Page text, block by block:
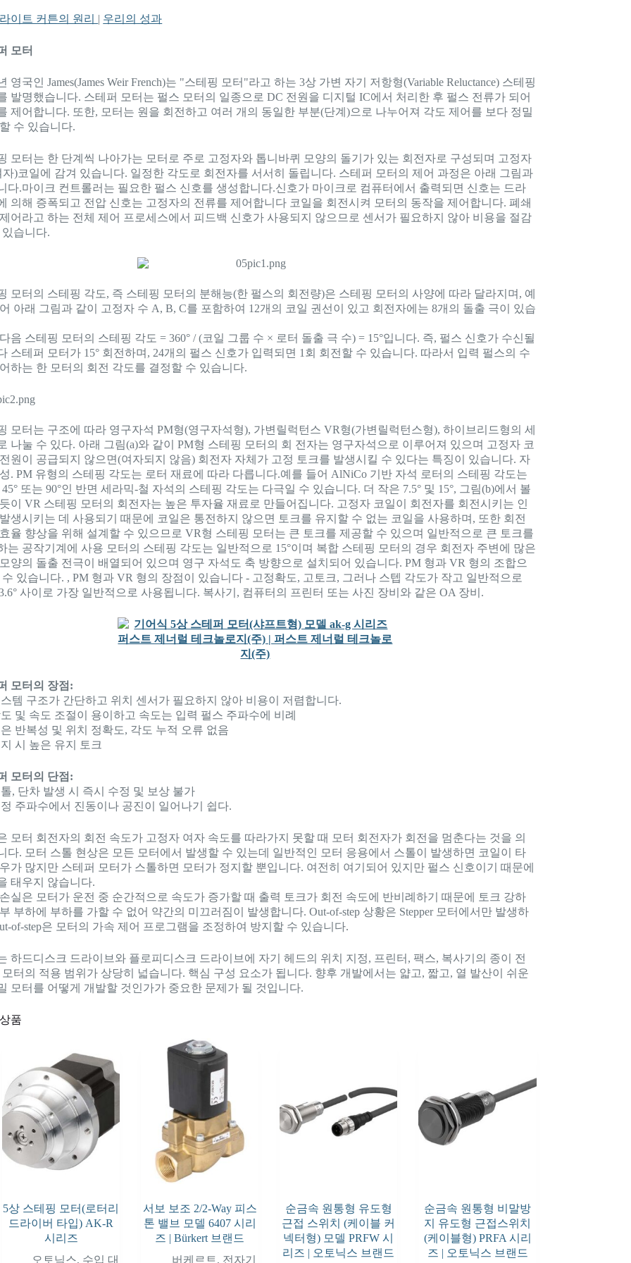
이트 커튼의 원리 | 우리의 성과
모터
영국인 James(James Weir French)는 "스테핑 모터"라고 하는 3상 가변 자기 저항형(Variable Reluctance) 스테핑
발명했습니다. 스테퍼 모터는 펄스 모터의 일종으로 DC 전원을 디지털 IC에서 처리한 후 펄스 전류가 되어
제어합니다. 또한, 모터는 원을 회전하고 여러 개의 동일한 부분(단계)으로 나누어져 각도 제어를 보다 정밀
수 있습니다.
모터는 한 단계씩 나아가는 모터로 주로 고정자와 톱니바퀴 모양의 돌기가 있는 회전자로 구성되며 고정자
자)코일에 감겨 있습니다. 일정한 각도로 회전자를 서서히 돌립니다. 스테퍼 모터의 제어 과정은 아래 그림과
다.마이크 컨트롤러는 필요한 펄스 신호를 생성합니다.신호가 마이크로 컴퓨터에서 출력되면 신호는 드라
의해 증폭되고 전압 신호는 고정자의 전류를 제어합니다 코일을 회전시켜 모터의 동작을 제어합니다. 폐쇄
어라고 하는 전체 제어 프로세스에서 피드백 신호가 사용되지 않으므로 센서가 필요하지 않아 비용을 절감
습니다.
모터의 스테핑 각도, 즉 스테핑 모터의 분해능(한 펄스의 회전량)은 스테핑 모터의 사양에 따라 달라지며, 예
아래 그림과 같이 고정자 수 A, B, C를 포함하여 12개의 코일 권선이 있고 회전자에는 8개의 돌출 극이 있습
음 스테핑 모터의 스테핑 각도 = 360° / (코일 그룹 수 × 로터 돌출 극 수) = 15°입니다. 즉, 펄스 신호가 수신될
스테퍼 모터가 15° 회전하며, 24개의 펄스 신호가 입력되면 1회 회전할 수 있습니다. 따라서 입력 펄스의 수
하는 한 모터의 회전 각도를 결정할 수 있습니다.
모터는 구조에 따라 영구자석 PM형(영구자석형), 가변릴럭턴스 VR형(가변릴럭턴스형), 하이브리드형의 세
나눌 수 있다. 아래 그림(a)와 같이 PM형 스테핑 모터의 회 전자는 영구자석으로 이루어져 있으며 고정자 코
원이 공급되지 않으면(여자되지 않음) 회전자 자체가 고정 토크를 발생시킬 수 있다는 특징이 있습니다. 자
. PM 유형의 스테핑 각도는 로터 재료에 따라 다릅니다.예를 들어 AlNiCo 기반 자석 로터의 스테핑 각도는
또는 90°인 반면 세라믹-철 자석의 스테핑 각도는 다극일 수 있습니다. 더 작은 7.5° 및 15°, 그림(b)에서 볼
이 VR 스테핑 모터의 회전자는 높은 투자율 재료로 만들어집니다. 고정자 코일이 회전자를 회전시키는 인
생시키는 데 사용되기 때문에 코일은 통전하지 않으면 토크를 유지할 수 없는 코일을 사용하며, 또한 회전
율 향상을 위해 설계할 수 있으므로 VR형 스테핑 모터는 큰 토크를 제공할 수 있으며 일반적으로 큰 토크를
는 공작기계에 사용 모터의 스테핑 각도는 일반적으로 15°이며 복합 스테핑 모터의 경우 회전자 주변에 많은
양의 돌출 전극이 배열되어 있으며 영구 자석도 축 방향으로 설치되어 있습니다. PM 형과 VR 형의 조합으
수 있습니다. , PM 형과 VR 형의 장점이 있습니다 - 고정확도, 고토크, 그러나 스텝 각도가 작고 일반적으로
사이로 가장 일반적으로 사용됩니다. 복사기, 컴퓨터의 프린터 또는 사진 장비와 같은 OA 장비.
모터의 장점:
템 구조가 간단하고 위치 센서가 필요하지 않아 비용이 저렴합니다.
및 속도 조절이 용이하고 속도는 입력 펄스 주파수에 비례
반복성 및 위치 정확도, 각도 누적 오류 없음
시 높은 유지 토크
모터의 단점:
, 단차 발생 시 즉시 수정 및 보상 불가
주파수에서 진동이나 공진이 일어나기 쉽다.
모터 회전자의 회전 속도가 고정자 여자 속도를 따라가지 못할 때 모터 회전자가 회전을 멈춘다는 것을 의
다. 모터 스톨 현상은 모든 모터에서 발생할 수 있는데 일반적인 모터 응용에서 스톨이 발생하면 코일이 타
가 많지만 스테퍼 모터가 스톨하면 모터가 정지할 뿐입니다. 여전히 여기되어 있지만 펄스 신호이기 때문에
태우지 않습니다.
실은 모터가 운전 중 순간적으로 속도가 증가할 때 출력 토크가 회전 속도에 반비례하기 때문에 토크 강하
부하에 부하를 가할 수 없어 약간의 미끄러짐이 발생합니다. Out-of-step 상황은 Stepper 모터에서만 발생하
of-step은 모터의 가속 제어 프로그램을 조정하여 방지할 수 있습니다.
하드디스크 드라이브와 플로피디스크 드라이브에 자기 헤드의 위치 지정, 프린터, 팩스, 복사기의 종이 전
모터의 적용 범위가 상당히 넓습니다. 핵심 구성 요소가 됩니다. 향후 개발에서는 얇고, 짧고, 열 발산이 쉬운
모터를 어떻게 개발할 것인가가 중요한 문제가 될 것입니다.
품
5상 스테핑 모터(로터리
드라이버 타입) AK-R
시리즈
오토닉스, 수입 대
서보 보조 2/2-Way 피스
톤 밸브 모델 6407 시리
즈 | Bürkert 브랜드
버케르트 , 전자기
순금속 원통형 유도형
근접 스위치 (케이블 커
넥터형) 모델 PRFW 시
리즈 | 오토닉스 브랜드
순금속 원통형 비말방
지 유도형 근접스위치
(케이블형) PRFA 시리
즈 | 오토닉스 브랜드